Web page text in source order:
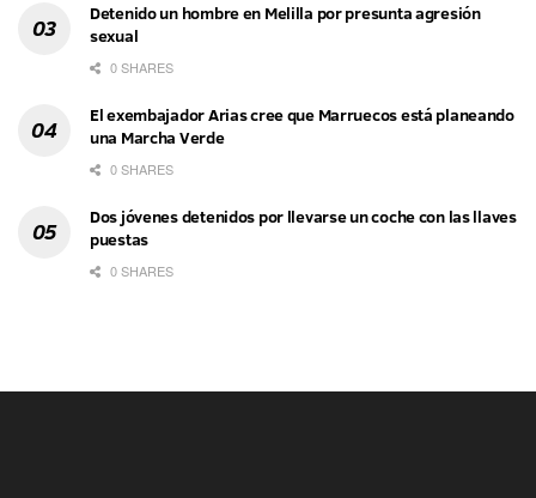
Detenido un hombre en Melilla por presunta agresión
sexual
0 SHARES
El exembajador Arias cree que Marruecos está planeando
una Marcha Verde
0 SHARES
Dos jóvenes detenidos por llevarse un coche con las llaves
puestas
0 SHARES